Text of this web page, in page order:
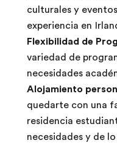
culturales y
experiencia en
Flexibilidad de
variedad de
necesidades
Alojamiento
quedarte con una
residencia
necesidades y de